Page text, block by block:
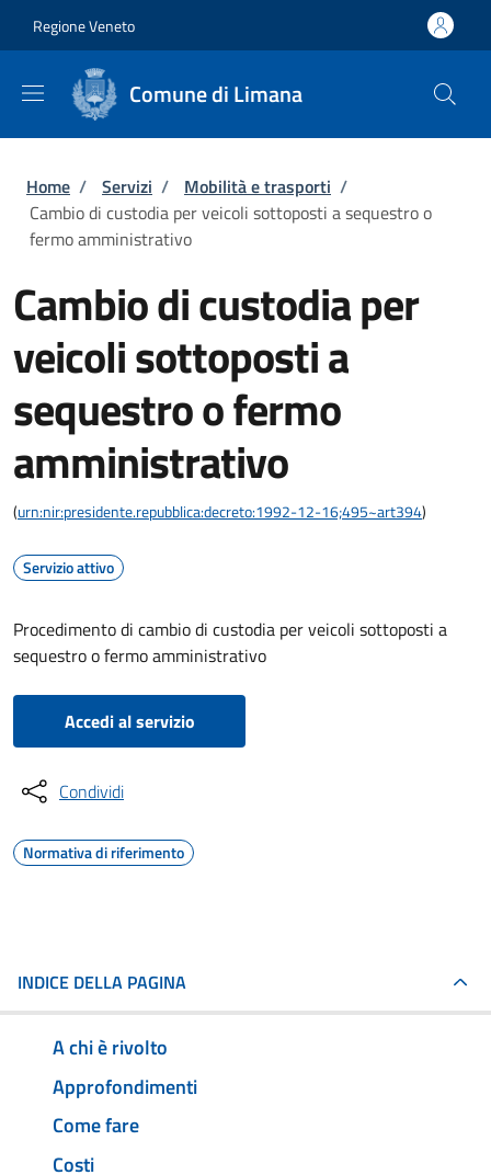
Regione Veneto
Comune di Limana
Briciole di pane
Home / Servizi / Mobilità e trasporti /
Cambio di custodia per veicoli sottoposti a sequestro o
fermo amministrativo
Cambio di custodia per
veicoli sottoposti a
sequestro o fermo
amministrativo
(urn:nir:presidente.repubblica:decreto:1992-12-16;495~art394)
Servizio attivo
Procedimento di cambio di custodia per veicoli sottoposti a
sequestro o fermo amministrativo
Accedi al servizio
Condividi
Normativa di riferimento
INDICE DELLA PAGINA
A chi è rivolto
Approfondimenti
Come fare
Costi